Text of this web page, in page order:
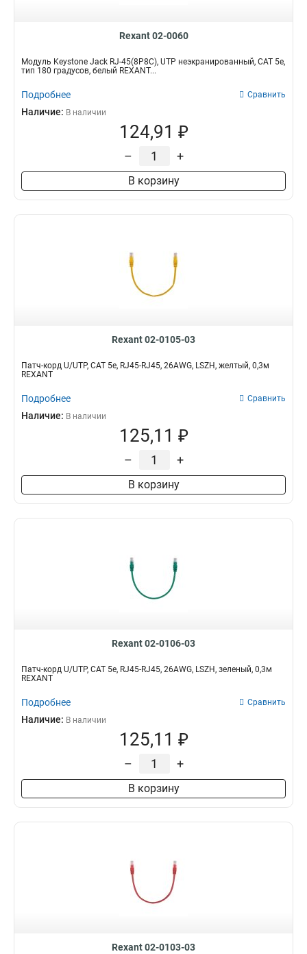
Rexant 02-0060
Модуль Keystone Jack RJ-45(8P8C), UTP неэкранированный, CAT 5e,
тип 180 градусов, белый REXANT...
Подробнее Сравнить
Наличие: В наличии
124,91 ₽
– +
В корзину
Rexant 02-0105-03
Патч-корд U/UTP, CAT 5e, RJ45-RJ45, 26AWG, LSZH, желтый, 0,3м
REXANT
Подробнее Сравнить
Наличие: В наличии
125,11 ₽
– +
В корзину
Rexant 02-0106-03
Патч-корд U/UTP, CAT 5e, RJ45-RJ45, 26AWG, LSZH, зеленый, 0,3м
REXANT
Подробнее Сравнить
Наличие: В наличии
125,11 ₽
– +
В корзину
Rexant 02-0103-03